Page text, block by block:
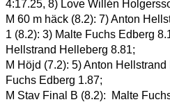
4:17.25, 8) Love Willén
M 60 m häck (8.2): 7) Anton
1 (8.2): 3) Malte Fuchs Edberg
Hellstrand Helleberg 8.81;
M Höjd (7.2): 5) Anton
Fuchs Edberg 1.87;
M Stav Final B (8.2):  Malte